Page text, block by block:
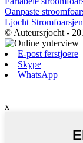
Oanpaste
Ljocht
© Auteursrjocht -
E-post ferstjoere
Skype
WhatsApp
x